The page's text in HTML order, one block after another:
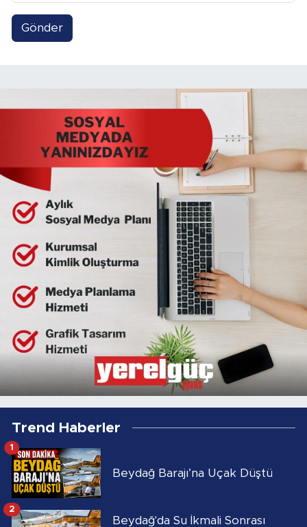
Gönder
Trend Haberler
Beydağ Barajı’na Uçak Düştü
1
Beydağ'da Su İkmali Sonrası
2